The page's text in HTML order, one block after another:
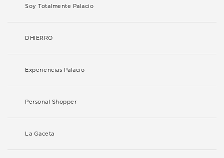
Soy Totalmente Palacio
DHIERRO
Experiencias Palacio
Personal Shopper
La Gaceta